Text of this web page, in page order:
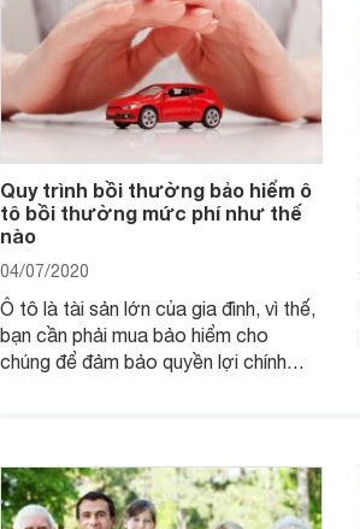
Quy trình bồi thường bảo hiểm ô
tô bồi thường mức phí như thế
nào
04/07/2020
Ô tô là tài sản lớn của gia đình, vì thế,
bạn cần phải mua bảo hiểm cho
chúng để đảm bảo quyền lợi chính
hiểm ô tô ra sao?